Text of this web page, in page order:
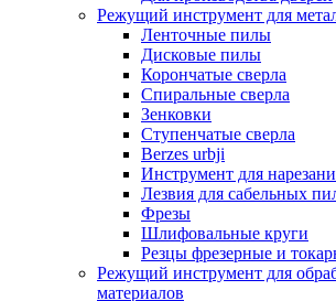
Режущий инструмент для
Ленточные пилы
Дисковые пилы
Корончатые сверла
Спиральные сверла
Зенковки
Ступенчатые сверла
Berzes urbji
Инструмент для
Лезвия для сабельных
Фрезы
Шлифовальные круги
Резцы фрезерные и
Режущий инструмент для
материалов